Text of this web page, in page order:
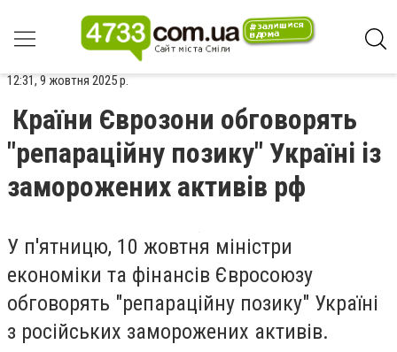
12:31, 9 жовтня 2025 р.
Країни Єврозони обговорять
"репараційну позику" Україні із
заморожених активів рф
У п'ятницю, 10 жовтня міністри
економіки та фінансів Євросоюзу
обговорять "репараційну позику" Україні
з російських заморожених активів.